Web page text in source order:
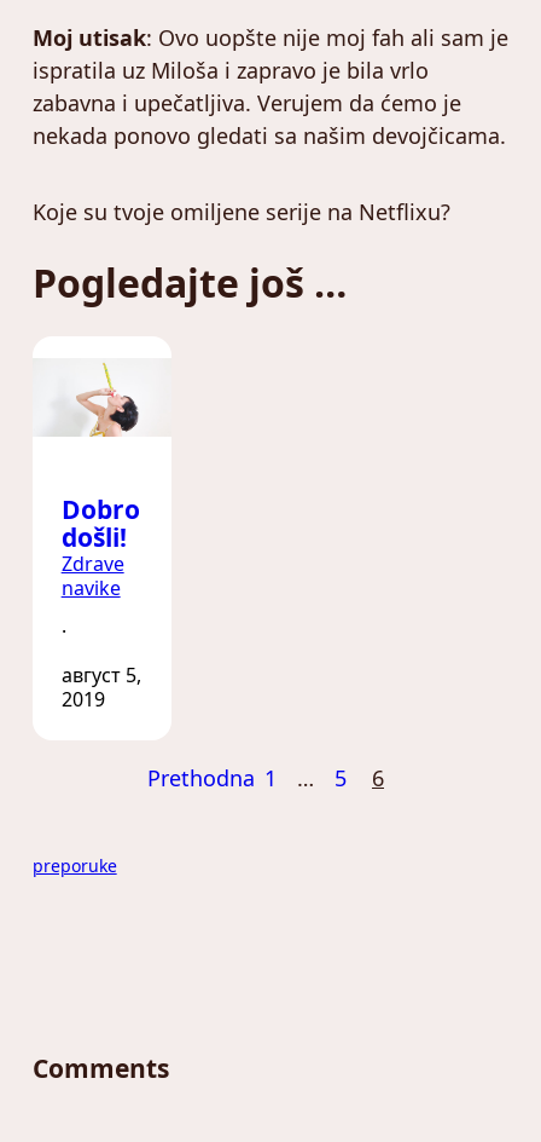
Moj utisak: Ovo uopšte nije moj fah ali sam je
ispratila uz Miloša i zapravo je bila vrlo
zabavna i upečatljiva. Verujem da ćemo je
nekada ponovo gledati sa našim devojčicama.
Koje su tvoje omiljene serije na Netflixu?
Pogledajte još …
Dobro
došli!
Zdrave
navike
·
август 5,
2019
Prethodna 1 … 5 6
preporuke
Comments